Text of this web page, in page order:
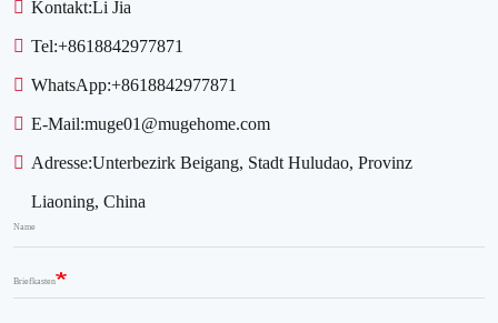
Kontakt:Li Jia
Tel:+8618842977871
WhatsApp:+8618842977871
E-Mail:muge01@mugehome.com
Adresse:Unterbezirk Beigang, Stadt Huludao, Provinz
Liaoning, China
Name
Briefkasten